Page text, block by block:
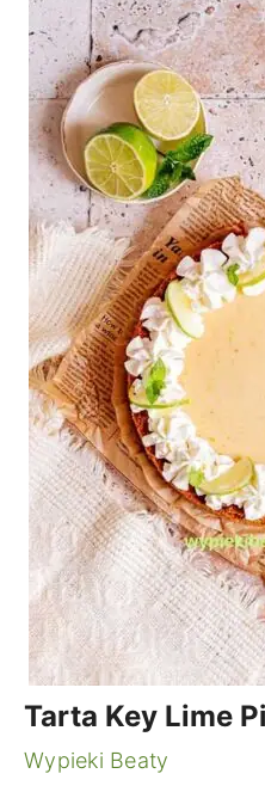
Tarta Key Lime
Wypieki Beaty